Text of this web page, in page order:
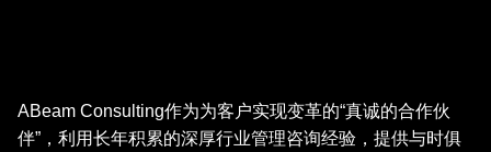
ABeam Consulting作为为客户实现变革的“真诚的合作伙
伴”，利用长年积累的深厚行业管理咨询经验，提供与时俱